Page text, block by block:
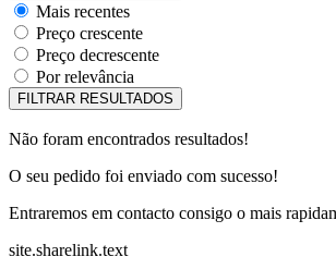
Mais recentes
Preço crescente
Preço decrescente
Por relevância
Não foram encontrados resultados!
O seu pedido foi enviado com sucesso!
Entraremos em contacto consigo o mais
site.sharelink.text